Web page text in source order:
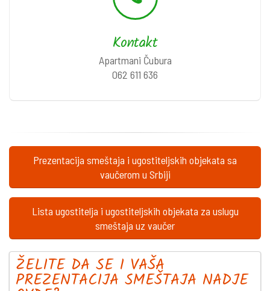
Kontakt
Apartmani Čubura
062 611 636
Prezentacija smeštaja i ugostiteljskih objekata sa
vaučerom u Srbiji
Lista ugostitelja i ugostiteljskih objekata za uslugu
smeštaja uz vaučer
ŽELITE DA SE I VAŠA
PREZENTACIJA SMEŠTAJA NADJE